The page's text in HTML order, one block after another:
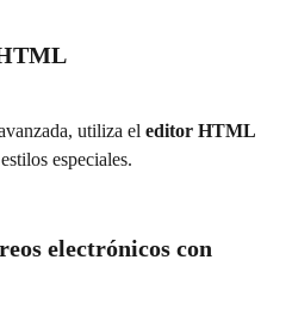
utiliza el editor HTML
especiales.
electrónicos con